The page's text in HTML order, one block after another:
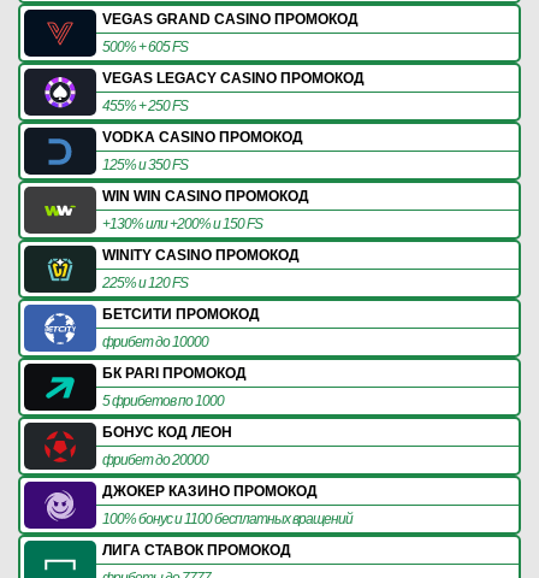
VEGAS GRAND CASINO ПРОМОКОД
500% + 605 FS
VEGAS LEGACY CASINO ПРОМОКОД
455% + 250 FS
VODKA CASINO ПРОМОКОД
125% и 350 FS
WIN WIN CASINO ПРОМОКОД
+130% или +200% и 150 FS
WINITY CASINO ПРОМОКОД
225% и 120 FS
БЕТСИТИ ПРОМОКОД
фрибет до 10000
БК PARI ПРОМОКОД
5 фрибетов по 1000
БОНУС КОД ЛЕОН
фрибет до 20000
ДЖОКЕР КАЗИНО ПРОМОКОД
100% бонус и 1100 бесплатных вращений
ЛИГА СТАВОК ПРОМОКОД